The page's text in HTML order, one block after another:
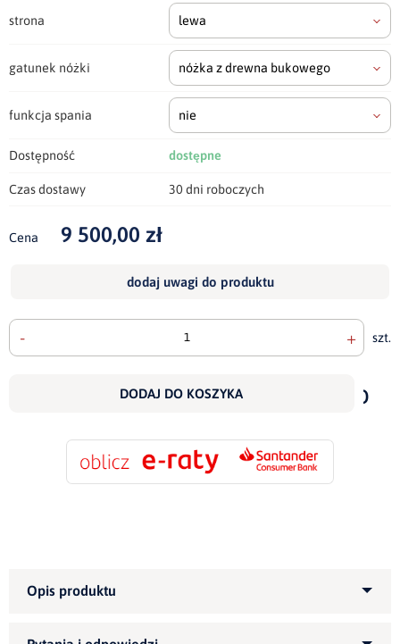
strona lewa
gatunek nóżki nóżka z drewna bukowego
funkcja spania nie
Dostępność dostępne
Czas dostawy 30 dni roboczych
Cena 9 500,00 zł
dodaj uwagi do produktu
- + szt.
DODAJ DO KOSZYKA
do